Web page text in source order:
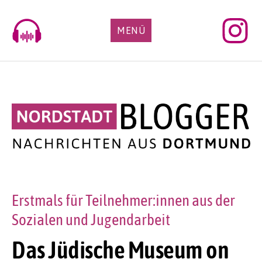
content
MENÜ
Das Jüdische Museum on
Erstmals für Teilnehmer:innen aus der
Sozialen und Jugendarbeit